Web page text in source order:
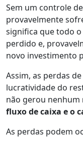
Sem um controle
provavelmente
significa que todo
perdido e,
novo investimento
Assim, as perdas
lucratividade do
não gerou
fluxo de caixa e o
As perdas podem